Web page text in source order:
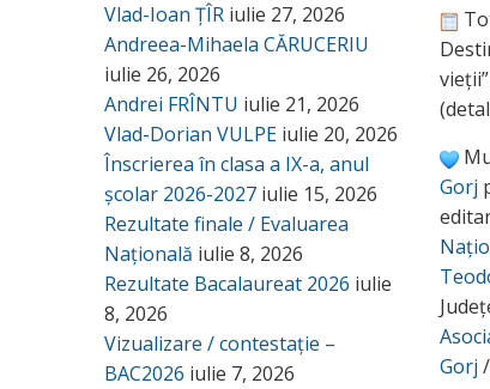
Vlad-Ioan ȚÎR iulie 27, 2026
Andreea-Mihaela CĂRUCERIU
iulie 26, 2026
Andrei FRÎNTU iulie 21, 2026
Vlad-Dorian VULPE iulie 20, 2026
Înscrierea în clasa a IX-a, anul
școlar 2026-2027 iulie 15, 2026
Rezultate finale / Evaluarea
Națională iulie 8, 2026
Rezultate Bacalaureat 2026 iulie
8, 2026
Vizualizare / contestație –
BAC2026 iulie 7, 2026
Gorj
Gorj /